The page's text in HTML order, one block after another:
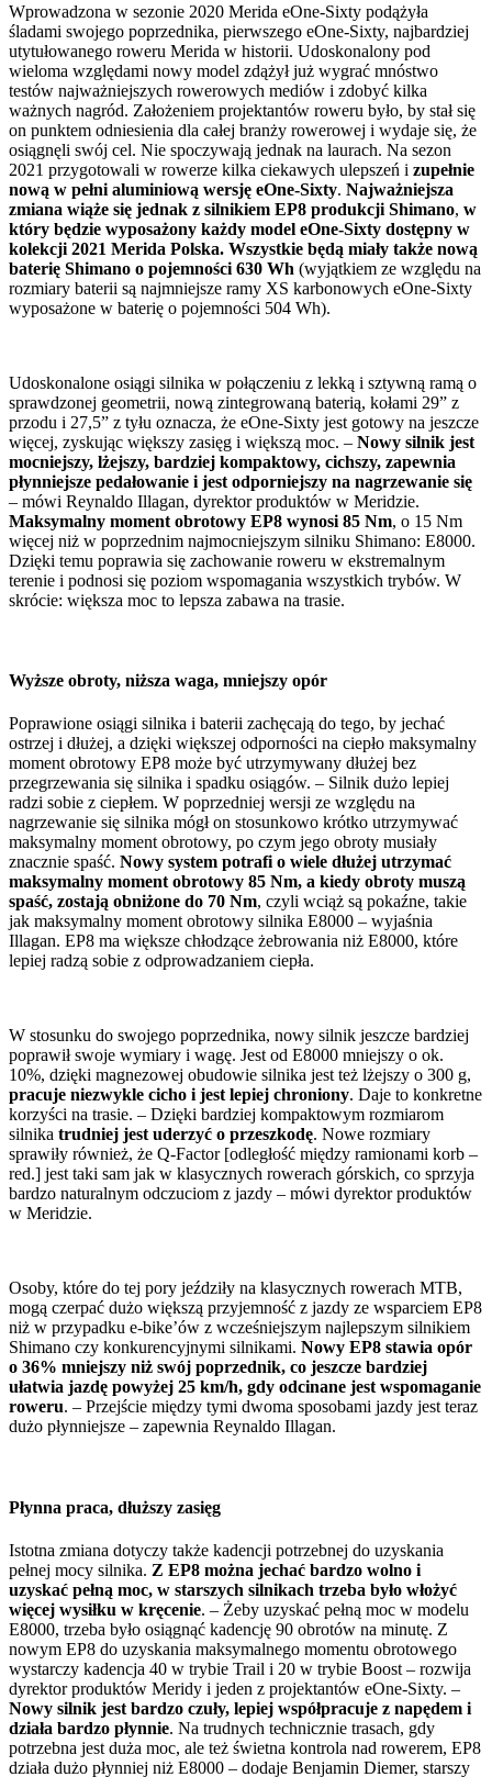
Wprowadzona w sezonie 2020 Merida eOne-Sixty podążyła
śladami swojego poprzednika, pierwszego eOne-Sixty, najbardziej
utytułowanego roweru Merida w historii. Udoskonalony pod
wieloma względami nowy model zdążył już wygrać mnóstwo
testów najważniejszych rowerowych mediów i zdobyć kilka
ważnych nagród. Założeniem projektantów roweru było, by stał się
on punktem odniesienia dla całej branży rowerowej i wydaje się, że
osiągnęli swój cel. Nie spoczywają jednak na laurach. Na sezon
2021 przygotowali w rowerze kilka ciekawych ulepszeń i zupełnie
nową w pełni aluminiową wersję eOne-Sixty. Najważniejsza
zmiana wiąże się jednak z silnikiem EP8 produkcji Shimano, w
który będzie wyposażony każdy model eOne-Sixty dostępny w
kolekcji 2021 Merida Polska. Wszystkie będą miały także nową
baterię Shimano o pojemności 630 Wh (wyjątkiem ze względu na
rozmiary baterii są najmniejsze ramy XS karbonowych eOne-Sixty
wyposażone w baterię o pojemności 504 Wh).
Udoskonalone osiągi silnika w połączeniu z lekką i sztywną ramą o
sprawdzonej geometrii, nową zintegrowaną baterią, kołami 29” z
przodu i 27,5” z tyłu oznacza, że eOne-Sixty jest gotowy na jeszcze
więcej, zyskując większy zasięg i większą moc. – Nowy silnik jest
mocniejszy, lżejszy, bardziej kompaktowy, cichszy, zapewnia
płynniejsze pedałowanie i jest odporniejszy na nagrzewanie się
– mówi Reynaldo Illagan, dyrektor produktów w Meridzie.
Maksymalny moment obrotowy EP8 wynosi 85 Nm, o 15 Nm
więcej niż w poprzednim najmocniejszym silniku Shimano: E8000.
Dzięki temu poprawia się zachowanie roweru w ekstremalnym
terenie i podnosi się poziom wspomagania wszystkich trybów. W
skrócie: większa moc to lepsza zabawa na trasie.
Wyższe obroty, niższa waga, mniejszy opór
Poprawione osiągi silnika i baterii zachęcają do tego, by jechać
ostrzej i dłużej, a dzięki większej odporności na ciepło maksymalny
moment obrotowy EP8 może być utrzymywany dłużej bez
przegrzewania się silnika i spadku osiągów. – Silnik dużo lepiej
radzi sobie z ciepłem. W poprzedniej wersji ze względu na
nagrzewanie się silnika mógł on stosunkowo krótko utrzymywać
maksymalny moment obrotowy, po czym jego obroty musiały
znacznie spaść. Nowy system potrafi o wiele dłużej utrzymać
maksymalny moment obrotowy 85 Nm, a kiedy obroty muszą
spaść, zostają obniżone do 70 Nm, czyli wciąż są pokaźne, takie
jak maksymalny moment obrotowy silnika E8000 – wyjaśnia
Illagan. EP8 ma większe chłodzące żebrowania niż E8000, które
lepiej radzą sobie z odprowadzaniem ciepła.
W stosunku do swojego poprzednika, nowy silnik jeszcze bardziej
poprawił swoje wymiary i wagę. Jest od E8000 mniejszy o ok.
10%, dzięki magnezowej obudowie silnika jest też lżejszy o 300 g,
pracuje niezwykle cicho i jest lepiej chroniony. Daje to konkretne
korzyści na trasie. – Dzięki bardziej kompaktowym rozmiarom
silnika trudniej jest uderzyć o przeszkodę. Nowe rozmiary
sprawiły również, że Q-Factor [odległość między ramionami korb –
red.] jest taki sam jak w klasycznych rowerach górskich, co sprzyja
bardzo naturalnym odczuciom z jazdy – mówi dyrektor produktów
w Meridzie.
Osoby, które do tej pory jeździły na klasycznych rowerach MTB,
mogą czerpać dużo większą przyjemność z jazdy ze wsparciem EP8
niż w przypadku e-bike’ów z wcześniejszym najlepszym silnikiem
Shimano czy konkurencyjnymi silnikami. Nowy EP8 stawia opór
o 36% mniejszy niż swój poprzednik, co jeszcze bardziej
ułatwia jazdę powyżej 25 km/h, gdy odcinane jest wspomaganie
roweru. – Przejście między tymi dwoma sposobami jazdy jest teraz
dużo płynniejsze – zapewnia Reynaldo Illagan.
Płynna praca, dłuższy zasięg
Istotna zmiana dotyczy także kadencji potrzebnej do uzyskania
pełnej mocy silnika. Z EP8 można jechać bardzo wolno i
uzyskać pełną moc, w starszych silnikach trzeba było włożyć
więcej wysiłku w kręcenie. – Żeby uzyskać pełną moc w modelu
E8000, trzeba było osiągnąć kadencję 90 obrotów na minutę. Z
nowym EP8 do uzyskania maksymalnego momentu obrotowego
wystarczy kadencja 40 w trybie Trail i 20 w trybie Boost – rozwija
dyrektor produktów Meridy i jeden z projektantów eOne-Sixty. –
Nowy silnik jest bardzo czuły, lepiej współpracuje z napędem i
działa bardzo płynnie. Na trudnych technicznie trasach, gdy
potrzebna jest duża moc, ale też świetna kontrola nad rowerem, EP8
działa dużo płynniej niż E8000 – dodaje Benjamin Diemer, starszy